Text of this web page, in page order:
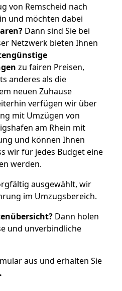
von Remscheid nach
und möchten dabei
Dann sind Sie bei
Netzwerk bieten Ihnen
zu fairen Preisen,
anderes als die
neuen Zuhause
verfügen wir über
mit Umzügen von
am Rhein mit
und können Ihnen
wir für jedes Budget eine
werden.
ausgewählt, wir
im Umzugsbereich.
Dann holen
und unverbindliche
aus und erhalten Sie